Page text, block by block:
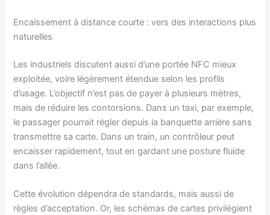
Encaissement à distance courte : vers des interactions plus
naturelles
Les industriels discutent aussi d’une portée NFC mieux
exploitée, voire légèrement étendue selon les profils
d’usage. L’objectif n’est pas de payer à plusieurs mètres,
mais de réduire les contorsions. Dans un taxi, par exemple,
le passager pourrait régler depuis la banquette arrière sans
transmettre sa carte. Dans un train, un contrôleur peut
encaisser rapidement, tout en gardant une posture fluide
dans l’allée.
Cette évolution dépendra de standards, mais aussi de
règles d’acceptation. Or, les schémas de cartes privilégient